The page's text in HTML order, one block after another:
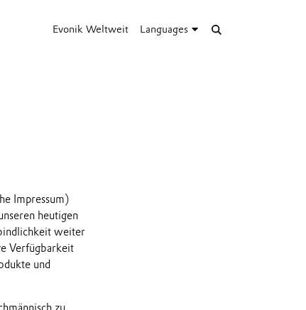
Evonik Weltweit Languages
Impressum)
heutigen
weiter
Verfügbarkeit
und